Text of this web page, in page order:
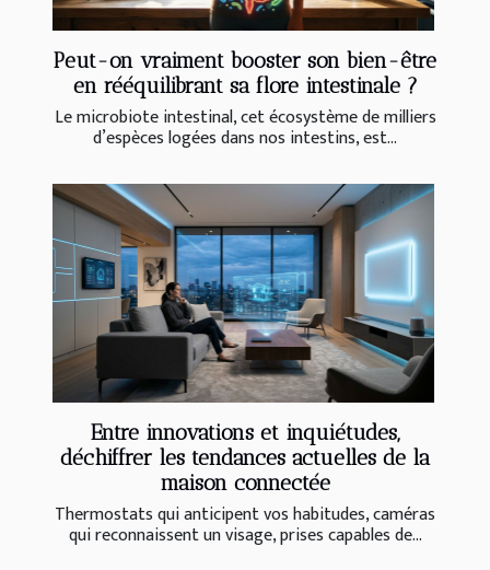
Peut-on vraiment booster son bien-être
en rééquilibrant sa flore intestinale ?
Le microbiote intestinal, cet écosystème de milliers
d’espèces logées dans nos intestins, est...
Entre innovations et inquiétudes,
déchiffrer les tendances actuelles de la
maison connectée
Thermostats qui anticipent vos habitudes, caméras
qui reconnaissent un visage, prises capables de...